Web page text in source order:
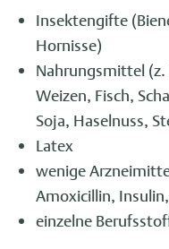
Insektengifte
Hornisse)
Nahrungsmittel
Weizen, Fisch,
Soja, Haselnuss,
Latex
wenige
Amoxicillin,
einzelne